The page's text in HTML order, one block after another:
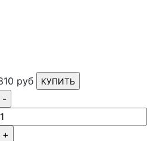
руб КУПИТЬ
-
+